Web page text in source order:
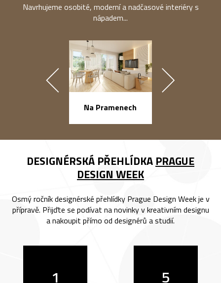
Navrhujeme osobité, moderní a nadčasové interiéry s
nápadem...
Na Pramenech
DESIGNÉRSKÁ PŘEHLÍDKA PRAGUE
DESIGN WEEK
Osmý ročník designérské přehlídky Prague Design Week je v
přípravě. Přijďte se podívat na novinky v kreativním designu
a nakoupit přímo od designérů a studií.
1 5